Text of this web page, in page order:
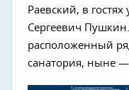
Раевский, в
Сергеевич
расположенный
санатория, ныне —